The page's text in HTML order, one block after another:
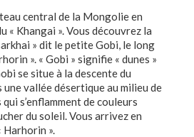
central de la Mongolie en
« Khangai ». Vous découvrez la
» dit le petite Gobi, le long
». « Gobi » signifie « dunes »
se situe à la descente du
vallée désertique au milieu de
s’enflamment de couleurs
du soleil. Vous arrivez en
Harhorin ».